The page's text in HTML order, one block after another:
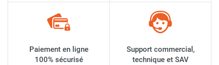
Paiement en ligne
100% sécurisé
Support commercial,
technique et SAV